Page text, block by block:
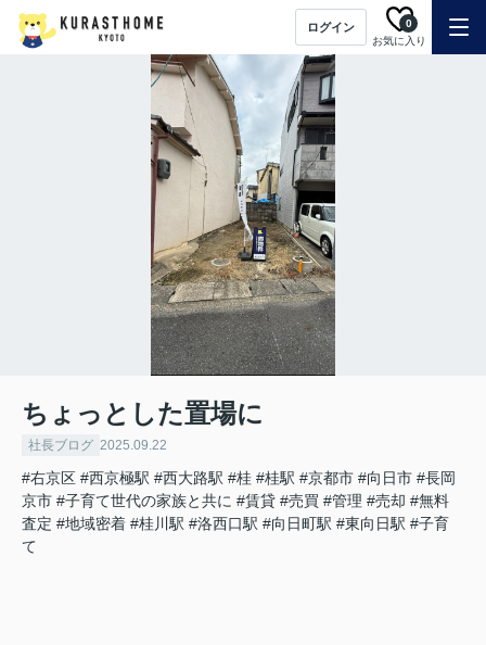
ログイン
お気に入り
0
ちょっとした置場に
社長ブログ 2025.09.22
#右京区 #西京極駅 #西大路駅 #桂 #桂駅 #京都市 #向日市 #長岡
京市 #子育て世代の家族と共に #賃貸 #売買 #管理 #売却 #無料
査定 #地域密着 #桂川駅 #洛西口駅 #向日町駅 #東向日駅 #子育
て